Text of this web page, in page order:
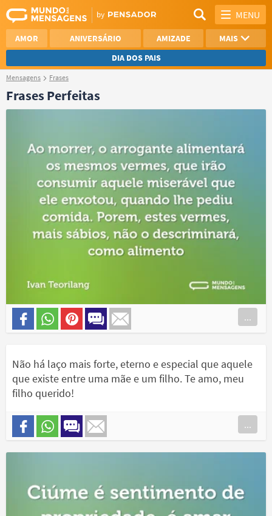
MENU
AMOR ANIVERSÁRIO AMIZADE
MAIS
DIA DOS PAIS
REFLEXÃO
SAUDADE
OTIMISMO
Mensagens Frases
Frases Perfeitas
...
Não há laço mais forte, eterno e especial que aquele
que existe entre uma mãe e um filho. Te amo, meu
filho querido!
...